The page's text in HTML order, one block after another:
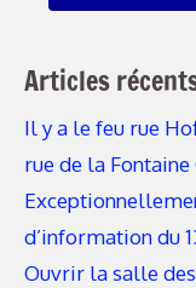
Articles
Il y a le feu rue
rue de la
d’information du
Ouvrir la salle